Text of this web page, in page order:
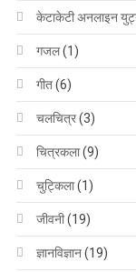
केटाकेटी अनलाइन
गजल(1)
गीत(6)
चलचित्र(3)
चित्रकला(9)
चुट्किला(1)
जीवनी(19)
ज्ञानविज्ञान(19)